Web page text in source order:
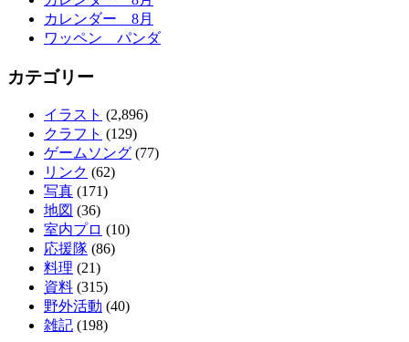
カレンダー 8月
ワッペン パンダ
カテゴリー
イラスト (2,896)
クラフト (129)
ゲームソング (77)
リンク (62)
写真 (171)
地図 (36)
室内プロ (10)
応援隊 (86)
料理 (21)
資料 (315)
野外活動 (40)
雑記 (198)